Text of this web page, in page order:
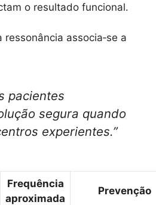
o resultado funcional.
ressonância associa‑se a
pacientes
segura quando
experientes.”
Frequência
aproximada
Prevenção